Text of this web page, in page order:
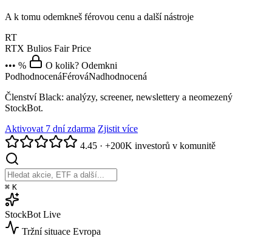
A k tomu odemkneš férovou cenu a další nástroje
RT
RTX Bulios Fair Price
••• %
O kolik? Odemkni
PodhodnocenáFérováNadhodnocená
Členství Black: analýzy, screener, newslettery a neomezený
StockBot.
Aktivovat 7 dní zdarma Zjistit více
4.45 · +200K investorů v komunitě
⌘ K
StockBot Live
Tržní situace Evropa